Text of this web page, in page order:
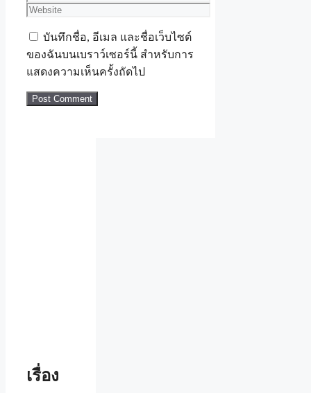
Website
บันทึกชื่อ, อีเมล และชื่อเว็บไซต์
ของฉันบนเบราว์เซอร์นี้ สำหรับการ
แสดงความเห็นครั้งถัดไป
เรื่อง